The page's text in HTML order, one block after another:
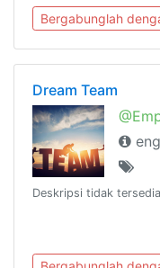
Bergabunglah
Dream Team
Deskripsi tidak tersedia